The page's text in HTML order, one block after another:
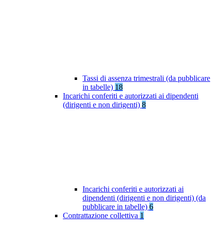
Tassi di assenza trimestrali (da pubblicare
in tabelle) 18
Incarichi conferiti e autorizzati ai dipendenti
(dirigenti e non dirigenti) 8
Incarichi conferiti e autorizzati ai
dipendenti (dirigenti e non dirigenti) (da
pubblicare in tabelle) 6
Contrattazione collettiva 1